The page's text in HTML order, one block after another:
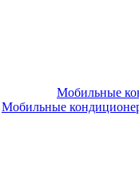
Мобильные
Мобильные